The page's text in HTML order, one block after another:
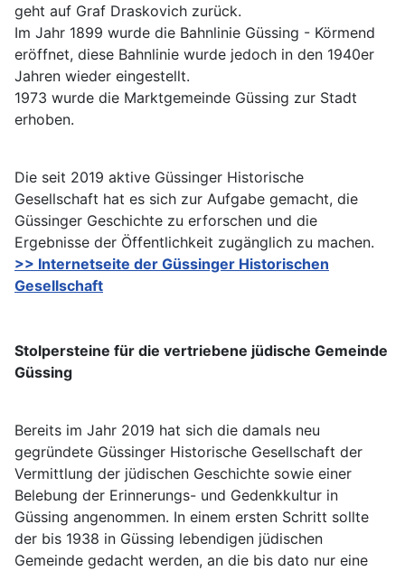
geht auf Graf Draskovich zurück.
Im Jahr 1899 wurde die Bahnlinie Güssing - Körmend
eröffnet, diese Bahnlinie wurde jedoch in den 1940er
Jahren wieder eingestellt.
1973 wurde die Marktgemeinde Güssing zur Stadt
erhoben.
Die seit 2019 aktive Güssinger Historische
Gesellschaft hat es sich zur Aufgabe gemacht, die
Güssinger Geschichte zu erforschen und die
Ergebnisse der Öffentlichkeit zugänglich zu machen.
>> Internetseite der Güssinger Historischen
Gesellschaft
Stolpersteine für die vertriebene jüdische Gemeinde
Güssing
Bereits im Jahr 2019 hat sich die damals neu
gegründete Güssinger Historische Gesellschaft der
Vermittlung der jüdischen Geschichte sowie einer
Belebung der Erinnerungs- und Gedenkkultur in
Güssing angenommen. In einem ersten Schritt sollte
der bis 1938 in Güssing lebendigen jüdischen
Gemeinde gedacht werden, an die bis dato nur eine